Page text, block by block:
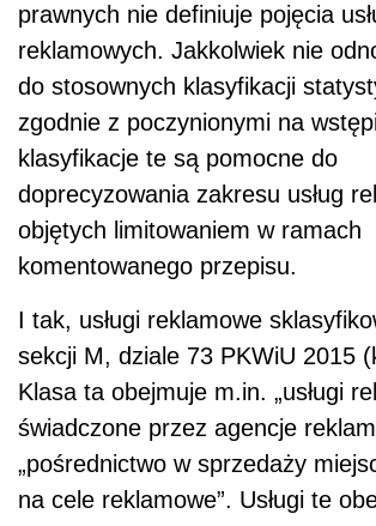
prawnych nie definiuje pojęcia
reklamowych. Jakkolwiek nie
do stosownych klasyfikacji
zgodnie z poczynionymi na
klasyfikacje te są pomocne do
doprecyzowania zakresu usług
objętych limitowaniem w ramach
komentowanego przepisu.
I tak, usługi reklamowe
sekcji M, dziale 73 PKWiU 2015
Klasa ta obejmuje m.in. „usługi
świadczone przez agencje
„pośrednictwo w sprzedaży
na cele reklamowe”. Usługi te